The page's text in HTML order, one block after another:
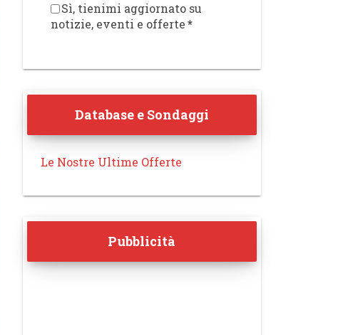
Sì, tienimi aggiornato su
notizie, eventi e offerte*
Database e Sondaggi
Le Nostre Ultime Offerte
Pubblicità